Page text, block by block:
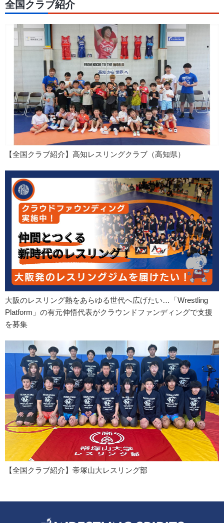
全国クラブ紹介
【全国クラブ紹介】高知レスリングクラブ（高知県）
大阪のレスリング熱をあらゆる世代へ広げたい…「Wrestling
Platform」の有元伸悟代表がクラウンドファンディングで支援
を募集
【全国クラブ紹介】帝塚山大レスリング部